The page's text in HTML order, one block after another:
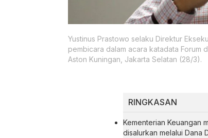
Yustinus Prastowo selaku Direktur
pembicara dalam acara katadata Forum
Aston Kuningan, Jakarta Selatan (28/3).
RINGKASAN
Kementerian Keuangan
disalurkan melalui Dana